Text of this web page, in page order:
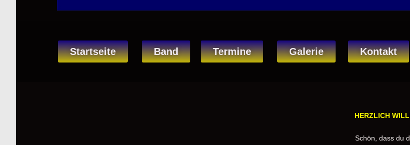
Startseite Band Termine Galerie Kontakt
HERZLICH
Schön, dass du